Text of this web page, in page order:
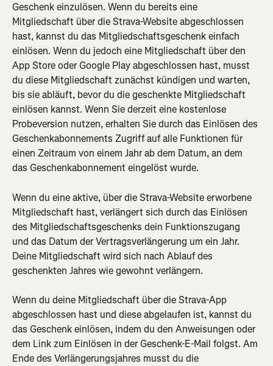
Geschenk einzulösen. Wenn du bereits eine
Mitgliedschaft über die Strava-Website abgeschlossen
hast, kannst du das Mitgliedschaftsgeschenk einfach
einlösen. Wenn du jedoch eine Mitgliedschaft über den
App Store oder Google Play abgeschlossen hast, musst
du diese Mitgliedschaft zunächst kündigen und warten,
bis sie abläuft, bevor du die geschenkte Mitgliedschaft
einlösen kannst. Wenn Sie derzeit eine kostenlose
Probeversion nutzen, erhalten Sie durch das Einlösen des
Geschenkabonnements Zugriff auf alle Funktionen für
einen Zeitraum von einem Jahr ab dem Datum, an dem
das Geschenkabonnement eingelöst wurde.
Wenn du eine aktive, über die Strava-Website erworbene
Mitgliedschaft hast, verlängert sich durch das Einlösen
des Mitgliedschaftsgeschenks dein Funktionszugang
und das Datum der Vertragsverlängerung um ein Jahr.
Deine Mitgliedschaft wird sich nach Ablauf des
geschenkten Jahres wie gewohnt verlängern.
Wenn du deine Mitgliedschaft über die Strava-App
abgeschlossen hast und diese abgelaufen ist, kannst du
das Geschenk einlösen, indem du den Anweisungen oder
dem Link zum Einlösen in der Geschenk-E-Mail folgst. Am
Ende des Verlängerungsjahres musst du die